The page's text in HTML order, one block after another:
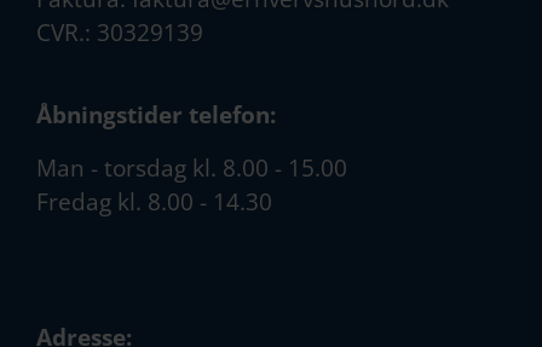
CVR.: 30329139
Åbningstider telefon:
Man - torsdag kl. 8.00 - 15.00
Fredag kl. 8.00 - 14.30
Adresse: